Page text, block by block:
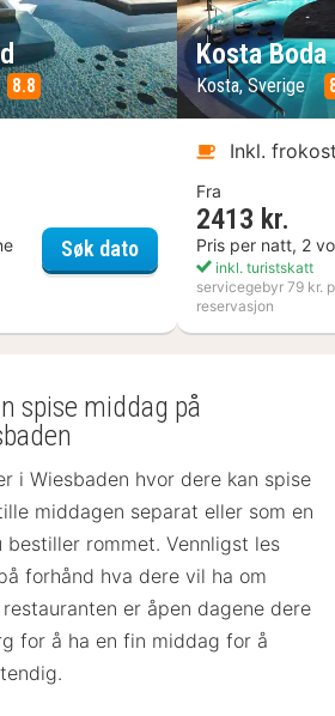
8.8
Søk datoNynäs Havsbad
Kosta
Kosta, Sverige
Inkl.
Fra
2413 kr.
Pris per natt, 2
inkl. turistskatt
servicegebyr 79 kr.
reservasjon
spise middag på
i Wiesbaden hvor dere kan spise
middagen separat eller som en
bestiller rommet. Vennligst les
forhånd hva dere vil ha om
er åpen dagene dere
for å ha en fin middag for å